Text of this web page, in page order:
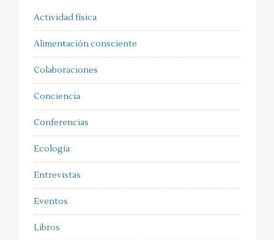
Actividad física
Alimentación consciente
Colaboraciones
Conciencia
Conferencias
Ecología
Entrevistas
Eventos
Libros